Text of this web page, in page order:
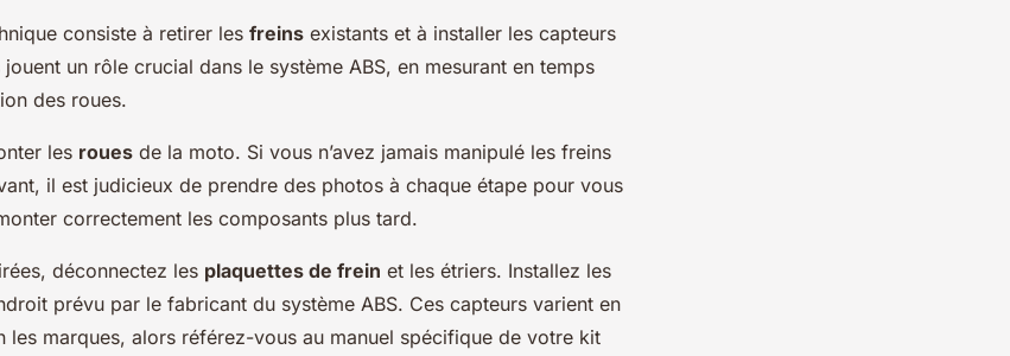
consiste à retirer les freins existants et à installer les capteurs
un rôle crucial dans le système ABS, en mesurant en temps
des roues.
les roues de la moto. Si vous n’avez jamais manipulé les freins
il est judicieux de prendre des photos à chaque étape pour vous
correctement les composants plus tard.
déconnectez les plaquettes de frein et les étriers. Installez les
prévu par le fabricant du système ABS. Ces capteurs varient en
les marques, alors référez-vous au manuel spécifique de votre kit